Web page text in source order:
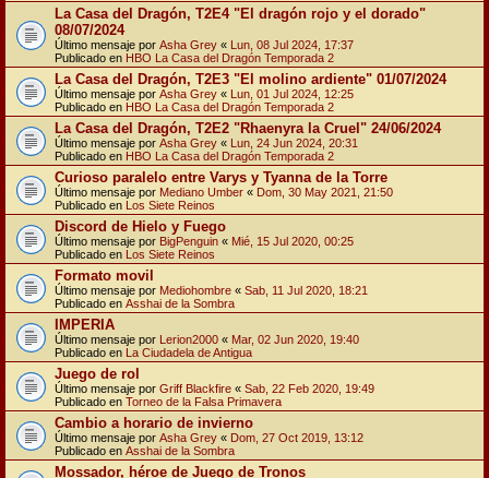
La Casa del Dragón, T2E4 "El dragón rojo y el dorado"
08/07/2024
Último mensaje por Asha Grey « Lun, 08 Jul 2024, 17:37
Publicado en HBO La Casa del Dragón Temporada 2
La Casa del Dragón, T2E3 "El molino ardiente" 01/07/2024
Último mensaje por Asha Grey « Lun, 01 Jul 2024, 12:25
Publicado en HBO La Casa del Dragón Temporada 2
La Casa del Dragón, T2E2 "Rhaenyra la Cruel" 24/06/2024
Último mensaje por Asha Grey « Lun, 24 Jun 2024, 20:31
Publicado en HBO La Casa del Dragón Temporada 2
Curioso paralelo entre Varys y Tyanna de la Torre
Último mensaje por Mediano Umber « Dom, 30 May 2021, 21:50
Publicado en Los Siete Reinos
Discord de Hielo y Fuego
Último mensaje por BigPenguin « Mié, 15 Jul 2020, 00:25
Publicado en Los Siete Reinos
Formato movil
Último mensaje por Mediohombre « Sab, 11 Jul 2020, 18:21
Publicado en Asshai de la Sombra
IMPERIA
Último mensaje por Lerion2000 « Mar, 02 Jun 2020, 19:40
Publicado en La Ciudadela de Antigua
Juego de rol
Último mensaje por Griff Blackfire « Sab, 22 Feb 2020, 19:49
Publicado en Torneo de la Falsa Primavera
Cambio a horario de invierno
Último mensaje por Asha Grey « Dom, 27 Oct 2019, 13:12
Publicado en Asshai de la Sombra
Mossador, héroe de Juego de Tronos